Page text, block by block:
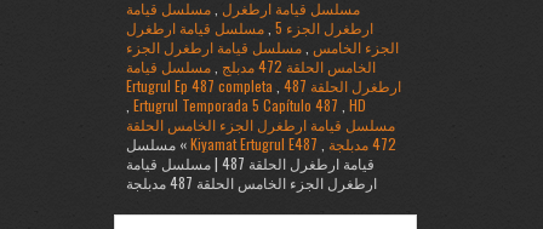
مسلسل قيامة ارطغرل مسلسل قيامة
ارطغرل الجزء 5
مسلسل قيامة ارطغرل
الجزء الخامس مسلسل قيامة ارطغرل الجزء
الخامس الحلقة 472 مدبلج
مسلسل قيامة
ارطغرل الحلقة 487
Ertugrul Ep 487 completa
Ertugrul Temporada 5 Capítulo 487 HD
مسلسل قيامة ارطغرل الجزء الخامس الحلقة
472 مدبلجة
Kiyamat Ertugrul E487» مسلسل
قيامة ارطغرل الحلقة 487 | مسلسل قيامة
ارطغرل الجزء الخامس الحلقة 487 مدبلجة